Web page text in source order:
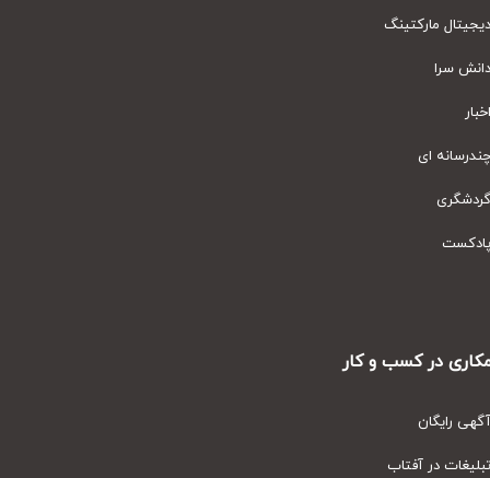
مارکتینگ
سرا
ای
در کسب و کار
رایگان
در آفتاب